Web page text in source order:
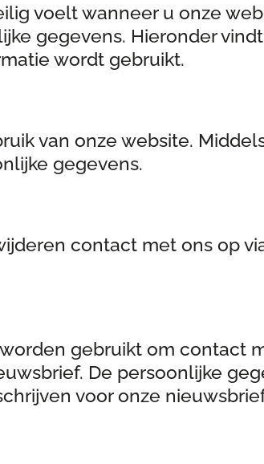
voelt wanneer u onze
gegevens. Hieronder
wordt gebruikt.
van onze website.
gegevens.
contact met ons op
gebruikt om contact
De persoonlijke
voor onze